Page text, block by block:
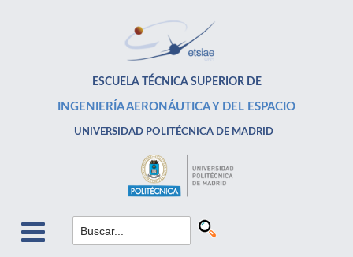
ESCUELA TÉCNICA SUPERIOR DE
INGENIERÍA AERONÁUTICA Y DEL ESPACIO
UNIVERSIDAD POLITÉCNICA DE MADRID